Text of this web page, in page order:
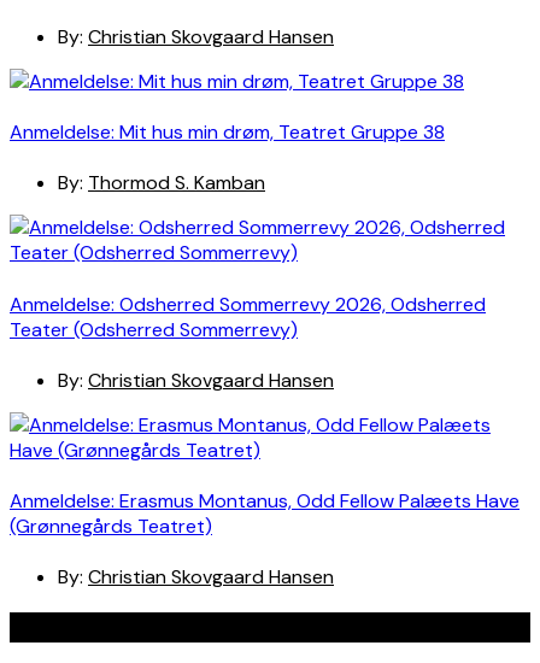
By: Christian Skovgaard Hansen
Anmeldelse: Mit hus min drøm, Teatret Gruppe 38
By: Thormod S. Kamban
Anmeldelse: Odsherred Sommerrevy 2026, Odsherred
Teater (Odsherred Sommerrevy)
By: Christian Skovgaard Hansen
Anmeldelse: Erasmus Montanus, Odd Fellow Palæets Have
(Grønnegårds Teatret)
By: Christian Skovgaard Hansen